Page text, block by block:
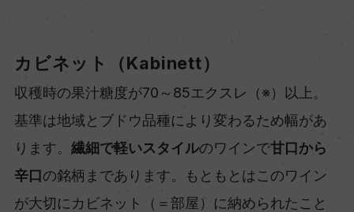
カビネット（Kabinett）
収穫時の果汁糖度が70～85エクスレ（※）以上。
基準は地域とブドウ品種により変わるため幅があ
ります。 繊細で軽いスタイルのワインで甘口から
辛口の銘柄まであります。もともとはこのワイン
が大切にカビネット（＝部屋）に納められたこと